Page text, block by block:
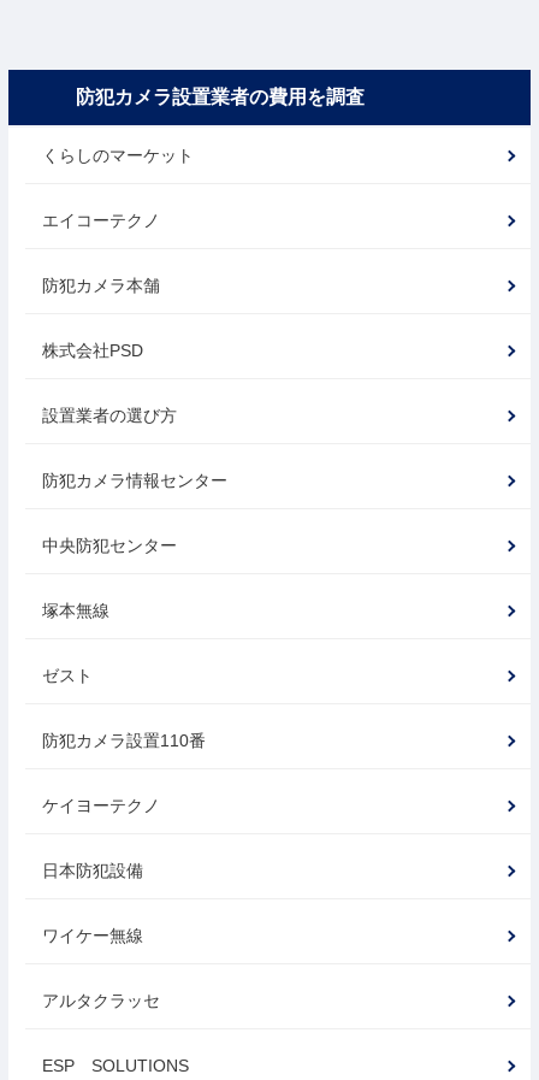
防犯カメラ設置業者の費用を調査
くらしのマーケット
エイコーテクノ
防犯カメラ本舗
株式会社PSD
設置業者の選び方
防犯カメラ情報センター
中央防犯センター
塚本無線
ゼスト
防犯カメラ設置110番
ケイヨーテクノ
日本防犯設備
ワイケー無線
アルタクラッセ
ESP SOLUTIONS